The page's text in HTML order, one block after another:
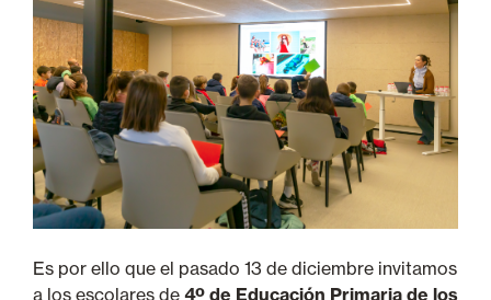
Es por ello que el pasado 13 de diciembre invitamos
a los escolares de 4º de Educación Primaria de los